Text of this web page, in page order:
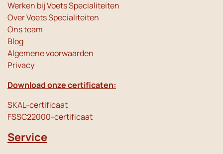
Werken bij Voets Specialiteiten
Over Voets Specialiteiten
Ons team
Blog
Algemene voorwaarden
Privacy
Download onze certificaten:
SKAL-certificaat
FSSC22000-certificaat
Service